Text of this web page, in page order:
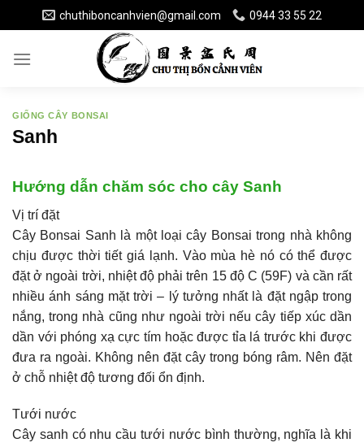
to
content
chuthiboncanhvien@gmail.com 0944 33 55 22
GIỐNG CÂY BONSAI
Sanh
Hướng dẫn chăm sóc cho cây Sanh
Vị trí đặt
Cây Bonsai Sanh là một loại cây Bonsai trong nhà không
chịu được thời tiết giá lạnh. Vào mùa hè nó có thể được
đặt ở ngoài trời, nhiệt độ phải trên 15 độ C (59F) và cần rất
nhiều ánh sáng mặt trời – lý tưởng nhất là đặt ngập trong
nắng, trong nhà cũng như ngoài trời nếu cây tiếp xúc dần
dần với phóng xạ cực tím hoặc được tỉa lá trước khi được
đưa ra ngoài. Không nên đặt cây trong bóng râm. Nên đặt
ở chỗ nhiệt độ tương đối ổn định.
Tưới nước
Cây sanh có nhu cầu tưới nước bình thường, nghĩa là khi